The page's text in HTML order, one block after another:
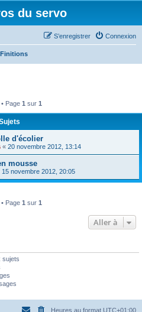
du servo
Connexion
S’enregistrer
Finitions
Page 1 sur 1
d'écolier
« 20 novembre 2012, 13:14
mousse
15 novembre 2012, 20:05
Page 1 sur 1
Aller à
sujets
Heures au format UTC+01:00